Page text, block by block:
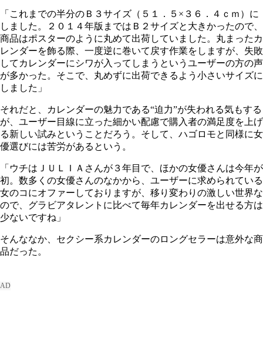
「これまでの半分のＢ３サイズ（５１．５×３６．４ｃｍ）に
しました。２０１４年版まではＢ２サイズと大きかったので、
商品はポスターのように丸めて出荷していました。丸まったカ
レンダーを飾る際、一度逆に巻いて戻す作業をしますが、失敗
してカレンダーにシワが入ってしまうというユーザーの方の声
が多かった。そこで、丸めずに出荷できるよう小さいサイズに
しました」
それだと、カレンダーの魅力である“迫力”が失われる気もする
が、ユーザー目線に立った細かい配慮で購入者の満足度を上げ
る新しい試みということだろう。そして、ハゴロモと同様に女
優選びには苦労があるという。
「ウチはＪＵＬＩＡさんが３年目で、ほかの女優さんは今年が
初。数多くの女優さんのなかから、ユーザーに求められている
女のコにオファーしておりますが、移り変わりの激しい世界な
ので、グラビアタレントに比べて毎年カレンダーを出せる方は
少ないですね」
そんななか、セクシー系カレンダーのロングセラーは意外な商
品だった。